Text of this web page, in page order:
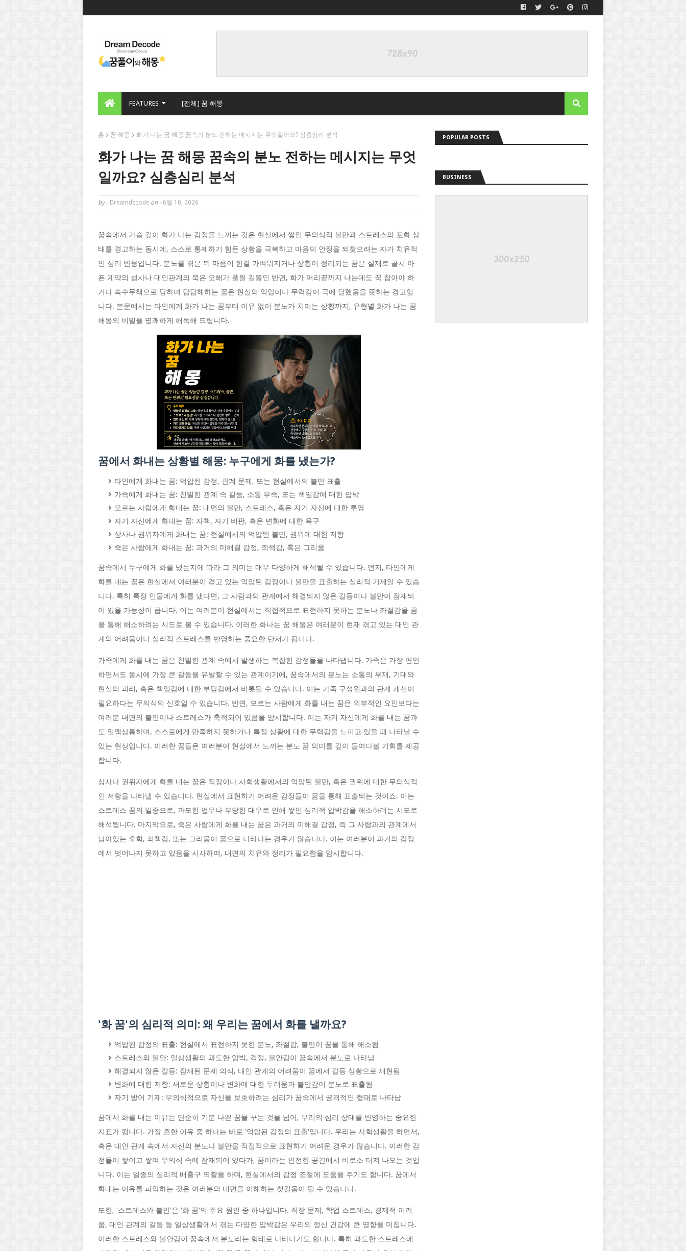
FEATURES [전체] 꿈 해몽
홈 꿈 해몽 화가 나는 꿈 해몽 꿈속의 분노 전하는 메시지는 무엇일까요? 심층심리 분석
화가 나는 꿈 해몽 꿈속의 분노 전하는 메시지는 무엇
일까요? 심층심리 분석
by - Dreamdecode on - 6월 10, 2026
꿈속에서 가슴 깊이 화가 나는 감정을 느끼는 것은 현실에서 쌓인 무의식적 불만과 스트레스의 포화 상
태를 경고하는 동시에, 스스로 통제하기 힘든 상황을 극복하고 마음의 안정을 되찾으려는 자가 치유적
인 심리 반응입니다. 분노를 겪은 뒤 마음이 한결 가벼워지거나 상황이 정리되는 꿈은 실제로 골치 아
픈 계약의 성사나 대인관계의 묵은 오해가 풀릴 길몽인 반면, 화가 머리끝까지 나는데도 꾹 참아야 하
거나 속수무책으로 당하며 답답해하는 꿈은 현실의 억압이나 무력감이 극에 달했음을 뜻하는 경고입
니다. 본문에서는 타인에게 화가 나는 꿈부터 이유 없이 분노가 치미는 상황까지, 유형별 화가 나는 꿈
해몽의 비밀을 명쾌하게 해독해 드립니다.
꿈에서 화내는 상황별 해몽: 누구에게 화를 냈는가?
타인에게 화내는 꿈: 억압된 감정, 관계 문제, 또는 현실에서의 불만 표출
가족에게 화내는 꿈: 친밀한 관계 속 갈등, 소통 부족, 또는 책임감에 대한 압박
모르는 사람에게 화내는 꿈: 내면의 불만, 스트레스, 혹은 자기 자신에 대한 투영
자기 자신에게 화내는 꿈: 자책, 자기 비판, 혹은 변화에 대한 욕구
상사나 권위자에게 화내는 꿈: 현실에서의 억압된 불만, 권위에 대한 저항
죽은 사람에게 화내는 꿈: 과거의 미해결 감정, 죄책감, 혹은 그리움
꿈속에서 누구에게 화를 냈는지에 따라 그 의미는 매우 다양하게 해석될 수 있습니다. 먼저, 타인에게
화를 내는 꿈은 현실에서 여러분이 겪고 있는 억압된 감정이나 불만을 표출하는 심리적 기제일 수 있습
니다. 특히 특정 인물에게 화를 냈다면, 그 사람과의 관계에서 해결되지 않은 갈등이나 불만이 잠재되
어 있을 가능성이 큽니다. 이는 여러분이 현실에서는 직접적으로 표현하지 못하는 분노나 좌절감을 꿈
을 통해 해소하려는 시도로 볼 수 있습니다. 이러한 화나는 꿈 해몽은 여러분이 현재 겪고 있는 대인 관
계의 어려움이나 심리적 스트레스를 반영하는 중요한 단서가 됩니다.
가족에게 화를 내는 꿈은 친밀한 관계 속에서 발생하는 복잡한 감정들을 나타냅니다. 가족은 가장 편안
하면서도 동시에 가장 큰 갈등을 유발할 수 있는 관계이기에, 꿈속에서의 분노는 소통의 부재, 기대와
현실의 괴리, 혹은 책임감에 대한 부담감에서 비롯될 수 있습니다. 이는 가족 구성원과의 관계 개선이
필요하다는 무의식의 신호일 수 있습니다. 반면, 모르는 사람에게 화를 내는 꿈은 외부적인 요인보다는
여러분 내면의 불만이나 스트레스가 축적되어 있음을 암시합니다. 이는 자기 자신에게 화를 내는 꿈과
도 일맥상통하며, 스스로에게 만족하지 못하거나 특정 상황에 대한 무력감을 느끼고 있을 때 나타날 수
있는 현상입니다. 이러한 꿈들은 여러분이 현실에서 느끼는 분노 꿈 의미를 깊이 들여다볼 기회를 제공
합니다.
상사나 권위자에게 화를 내는 꿈은 직장이나 사회생활에서의 억압된 불만, 혹은 권위에 대한 무의식적
인 저항을 나타낼 수 있습니다. 현실에서 표현하기 어려운 감정들이 꿈을 통해 표출되는 것이죠. 이는
스트레스 꿈의 일종으로, 과도한 업무나 부당한 대우로 인해 쌓인 심리적 압박감을 해소하려는 시도로
해석됩니다. 마지막으로, 죽은 사람에게 화를 내는 꿈은 과거의 미해결 감정, 즉 그 사람과의 관계에서
남아있는 후회, 죄책감, 또는 그리움이 꿈으로 나타나는 경우가 많습니다. 이는 여러분이 과거의 감정
에서 벗어나지 못하고 있음을 시사하며, 내면의 치유와 정리가 필요함을 암시합니다.
'화 꿈'의 심리적 의미: 왜 우리는 꿈에서 화를 낼까요?
억압된 감정의 표출: 현실에서 표현하지 못한 분노, 좌절감, 불만이 꿈을 통해 해소됨
스트레스와 불안: 일상생활의 과도한 압박, 걱정, 불안감이 꿈속에서 분노로 나타남
해결되지 않은 갈등: 잠재된 문제 의식, 대인 관계의 어려움이 꿈에서 갈등 상황으로 재현됨
변화에 대한 저항: 새로운 상황이나 변화에 대한 두려움과 불안감이 분노로 표출됨
자기 방어 기제: 무의식적으로 자신을 보호하려는 심리가 꿈속에서 공격적인 형태로 나타남
꿈에서 화를 내는 이유는 단순히 기분 나쁜 꿈을 꾸는 것을 넘어, 우리의 심리 상태를 반영하는 중요한
지표가 됩니다. 가장 흔한 이유 중 하나는 바로 '억압된 감정의 표출'입니다. 우리는 사회생활을 하면서,
혹은 대인 관계 속에서 자신의 분노나 불만을 직접적으로 표현하기 어려운 경우가 많습니다. 이러한 감
정들이 쌓이고 쌓여 무의식 속에 잠재되어 있다가, 꿈이라는 안전한 공간에서 비로소 터져 나오는 것입
니다. 이는 일종의 심리적 배출구 역할을 하며, 현실에서의 감정 조절에 도움을 주기도 합니다. 꿈에서
화내는 이유를 파악하는 것은 여러분의 내면을 이해하는 첫걸음이 될 수 있습니다.
또한, '스트레스와 불안'은 '화 꿈'의 주요 원인 중 하나입니다. 직장 문제, 학업 스트레스, 경제적 어려
움, 대인 관계의 갈등 등 일상생활에서 겪는 다양한 압박감은 우리의 정신 건강에 큰 영향을 미칩니다.
이러한 스트레스와 불안감이 꿈속에서 분노라는 형태로 나타나기도 합니다. 특히 과도한 스트레스에
POPULAR POSTS
BUSINESS